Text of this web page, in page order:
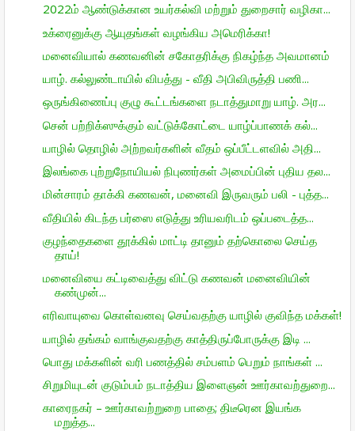
2022ம் ஆண்டுக்கான உயர்கல்வி மற்றும் துறைசார் வழிகா...
உக்ரைனுக்கு ஆயுதங்கள் வழங்கிய அமெரிக்கா!
மனைவியால் கணவனின் சகோதரிக்கு நிகழ்ந்த அவமானம்
யாழ். கல்லுண்டாயில் விபத்து - வீதி அபிவிருத்தி பணி...
ஒருங்கிணைப்பு குழு கூட்டங்களை நடாத்துமாறு யாழ். அர...
சென் பற்றிக்ஸுக்கும் வட்டுக்கோட்டை யாழ்ப்பாணக் கல்...
யாழில் தொழில் அற்றவர்களின் வீதம் ஒப்பீட்டளவில் அதி...
இலங்கை புற்றுநோயியல் நிபுணர்கள் அமைப்பின் புதிய தல...
மின்சாரம் தாக்கி கணவன், மனைவி இருவரும் பலி - புத்த...
வீதியில் கிடந்த பர்ஸை எடுத்து உரியவரிடம் ஒப்படைத்த...
குழந்தைகளை தூக்கில் மாட்டி தானும் தற்கொலை செய்த
தாய்!
மனைவியை கட்டிவைத்து விட்டு கணவன் மனைவியின்
கண்முன்...
எரிவாயுவை கொள்வனவு செய்வதற்கு யாழில் குவிந்த மக்கள்!
யாழில் தங்கம் வாங்குவதற்கு காத்திருப்போருக்கு இடி ...
பொது மக்களின் வரி பணத்தில் சம்பளம் பெறும் நாங்கள் ...
சிறுமியுடன் குடும்பம் நடாத்திய இளைஞன் ஊர்காவற்துறை...
காரைநகர் – ஊர்காவற்றுறை பாதை; திடீரென இயங்க
மறுத்த...